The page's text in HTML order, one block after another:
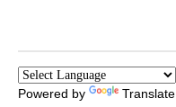
Powered by Translate